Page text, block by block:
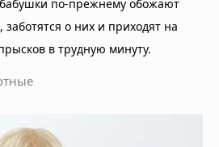
по-прежнему обожают
заботятся о них и приходят на
в трудную минуту.